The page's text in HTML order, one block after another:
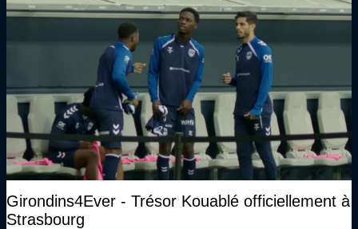
Girondins4Ever - Trésor Kouablé officiellement à
Strasbourg